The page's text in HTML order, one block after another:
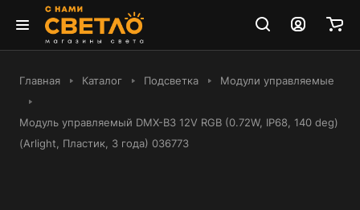
Главная Каталог Подсветка Модули управляемые
Модуль управляемый DMX-B3 12V RGB (0.72W, IP68, 140 deg)
(Arlight, Пластик, 3 года) 036773